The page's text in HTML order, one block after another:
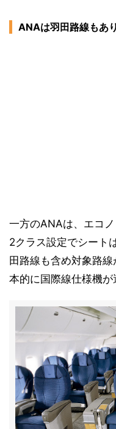
ANAは羽田路線もあり
一方のANAは、エコ
2クラス設定でシート
田路線も含め対象路
本的に国際線仕様機が